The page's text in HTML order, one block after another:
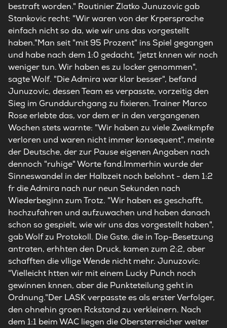
bestraft worden." Routinier Zlatko Junuzovic gab
Stankovic recht: "Wir waren von der Krpersprache
einfach nicht so da, wie wir uns das vorgestellt
haben."Man seit "mit 95 Prozent" ins Spiel gegangen
und habe nach dem 1:0 gedacht, "jetzt knnen wir noch
weniger tun. Wir haben es zu locker genommen",
sagte Wolf. "Die Admira war klar besser", befand
Junuzovic, dessen Team es verpasste, vorzeitig den
Sieg im Grunddurchgang zu fixieren. Trainer Marco
Rose erlebte das, vor dem er in den vergangenen
Wochen stets warnte: "Wir haben zu viele Zweikmpfe
verloren und waren nicht immer konsequent", meinte
der Deutsche, der zur Pause eigenen Angaben nach
dennoch "ruhige" Worte fand.Immerhin wurde der
Sinneswandel in der Halbzeit noch belohnt - dem 1:2
fr die Admira nach nur neun Sekunden nach
Wiederbeginn zum Trotz. "Wir haben es geschafft,
hochzufahren und aufzuwachen und haben danach
schon so gespielt, wie wir uns das vorgestellt haben",
gab Wolf zu Protokoll. Die Gste, die in Top-Besetzung
antraten, erhhten den Druck, kamen zum 2:2, aber
schafften die vllige Wende nicht mehr. Junuzovic:
"Vielleicht htten wir mit einem Lucky Punch noch
gewinnen knnen, aber die Punkteteilung geht in
Ordnung."Der LASK verpasste es als erster Verfolger,
den ohnehin groen Rckstand zu verkleinern. Nach
dem 1:1 beim WAC liegen die Obersterreicher weiter